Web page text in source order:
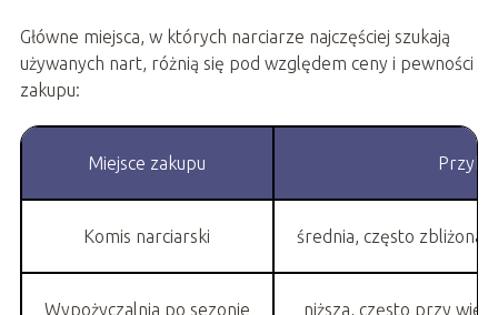
Główne miejsca, w których narciarze najczęściej szukają
używanych nart, różnią się pod względem ceny i pewności
zakupu:
Miejsce zakupu
Komis narciarski średnia, często zbliżona
Wypożyczalnia po sezonie niższa, często przy